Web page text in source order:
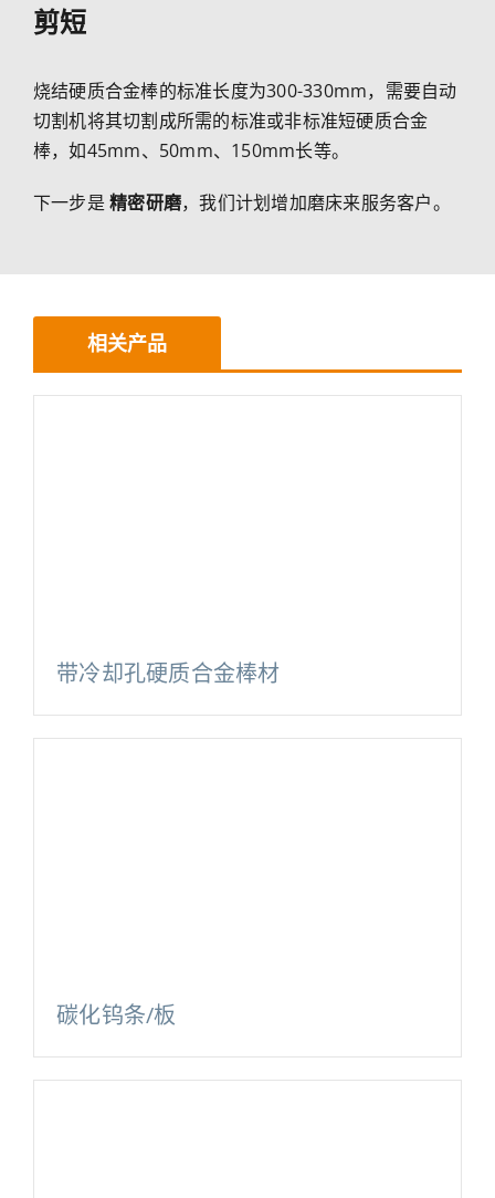
剪短
烧结硬质合金棒的标准长度为300-330mm，需要自动
切割机将其切割成所需的标准或非标准短硬质合金
棒，如45mm、50mm、150mm长等。
下一步是精密研磨，我们计划增加磨床来服务客户。
相关产品
带冷却孔硬质合金棒材
碳化钨条/板